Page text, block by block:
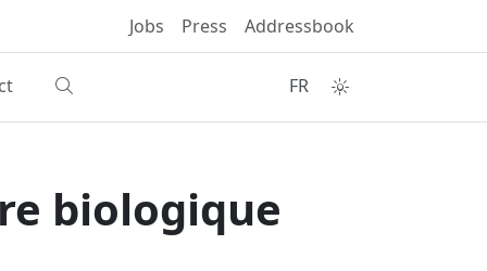
Jobs Press Addressbook
FR
biologique